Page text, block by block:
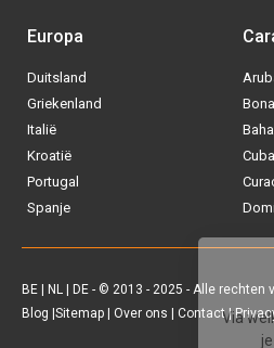
Europa
Duitsland
Griekenland
Italië
Kroatië
Portugal
Spanje
Cuba
BE NL DE - © 2013 - 2025 - Alle rechten
Blog Sitemap Over ons Contact|